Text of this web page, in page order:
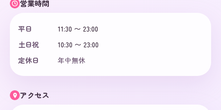
営業時間
平日
11:30 〜 23:00
土日祝
10:30 〜 23:00
定休日
年中無休
アクセス